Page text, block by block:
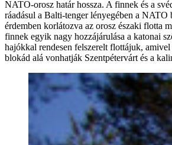
NATO-orosz határ hossza. A finnek és a
ráadásul a Balti-tenger lényegében a NATO
érdemben korlátozva az orosz északi flotta
finnek egyik nagy hozzájárulása a katonai
hajókkal rendesen felszerelt flottájuk,
blokád alá vonhatják Szentpétervárt és a